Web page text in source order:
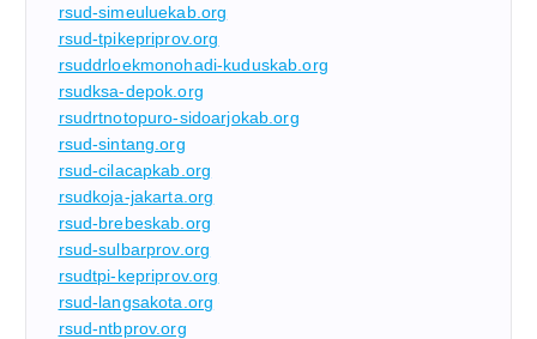
rsud-simeuluekab.org
rsud-tpikepriprov.org
rsuddrloekmonohadi-kuduskab.org
rsudksa-depok.org
rsudrtnotopuro-sidoarjokab.org
rsud-sintang.org
rsud-cilacapkab.org
rsudkoja-jakarta.org
rsud-brebeskab.org
rsud-sulbarprov.org
rsudtpi-kepriprov.org
rsud-langsakota.org
rsud-ntbprov.org